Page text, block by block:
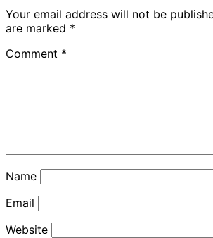
Your email address will not be
are marked *
Comment *
Name
Email
Website